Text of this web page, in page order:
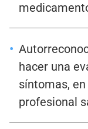
hacer una
síntomas,
profesional